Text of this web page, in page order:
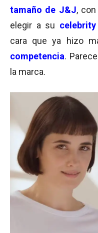
tamaño de J&J,
elegir a su
cara que ya hizo
competencia.
la marca.